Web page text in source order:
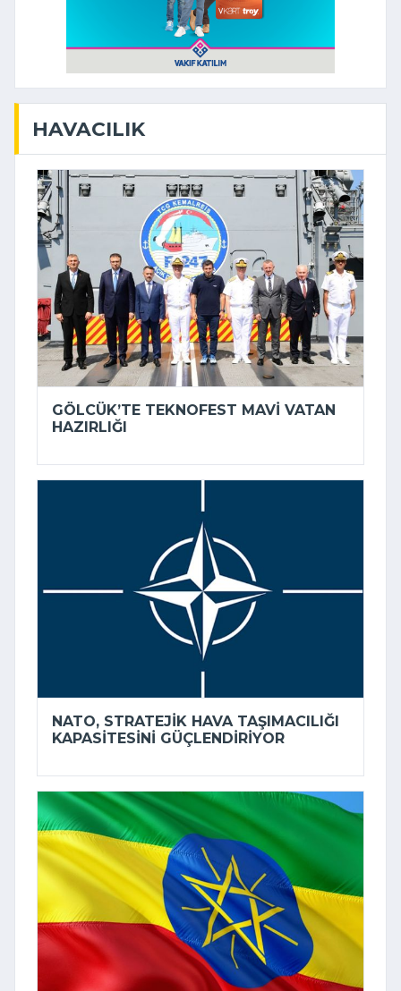
HAVACILIK
GÖLCÜK’TE TEKNOFEST MAVI VATAN
HAZIRLIĞI
NATO, STRATEJIK HAVA TAŞIMACILIĞI
KAPASITESINI GÜÇLENDIRIYOR